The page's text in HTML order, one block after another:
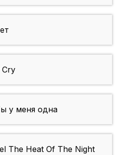
Cry
у меня одна
The Heat Of The Night